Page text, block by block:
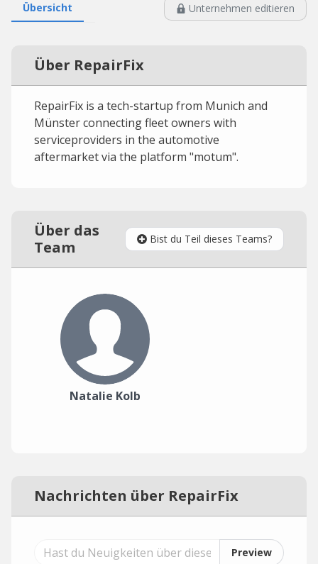
Übersicht Unternehmen editieren
Über RepairFix
RepairFix is a tech-startup from Munich and
Münster connecting fleet owners with
serviceproviders in the automotive
aftermarket via the platform "motum".
Über das
Team
Bist du Teil dieses Teams?
Natalie Kolb
Nachrichten über RepairFix
Preview